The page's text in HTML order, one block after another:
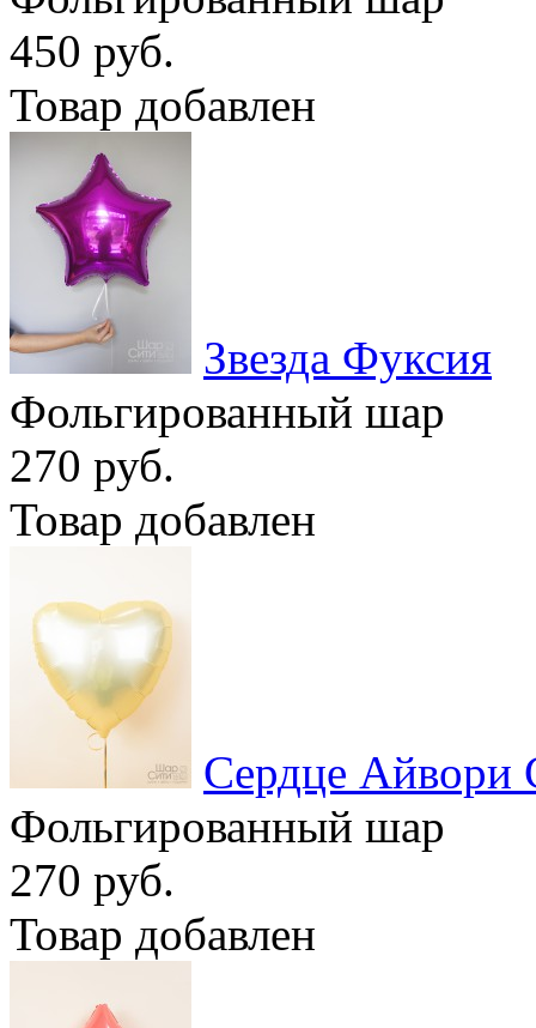
450 руб.
Товар добавлен
Звезда Фуксия
Фольгированный шар
270 руб.
Товар добавлен
Сердце Айвори
Фольгированный шар
270 руб.
Товар добавлен